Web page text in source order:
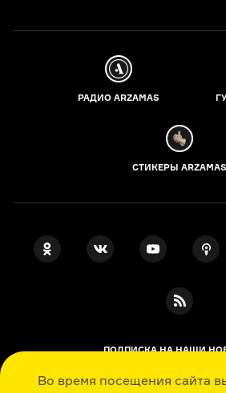
Во время посещения сайта
РАДИО ARZAMAS
СТИКЕРЫ ARZAMAS
ПОДПИСКА НА НАШИ